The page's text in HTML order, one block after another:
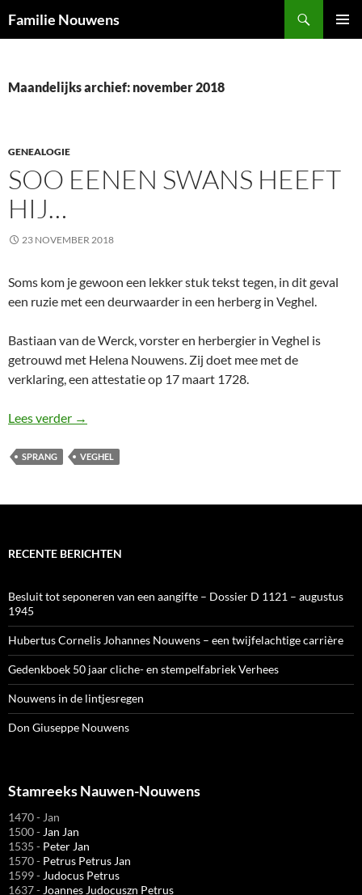
naar
Familie Nouwens
Maandelijks archief: november 2018
GENEALOGIE
SOO EENEN SWANS HEEFT
HIJ…
23 NOVEMBER 2018
Soms kom je gewoon een lekker stuk tekst tegen, in dit geval
een ruzie met een deurwaarder in een herberg in Veghel.
Bastiaan van de Werck, vorster en herbergier in Veghel is
getrouwd met Helena Nouwens. Zij doet mee met de
verklaring, een attestatie op 17 maart 1728.
Lees verder Soo eenen swans heeft hij…
→
SPRANG VEGHEL
RECENTE BERICHTEN
Besluit tot seponeren van een aangifte – Dossier D 1121 – augustus
1945
Hubertus Cornelis Johannes Nouwens – een twijfelachtige carrière
Gedenkboek 50 jaar cliche- en stempelfabriek Verhees
Nouwens in de lintjesregen
Don Giuseppe Nouwens
Stamreeks Nauwen-Nouwens
1470 - Jan
1500 - Jan Jan
1535 - Peter Jan
1570 - Petrus Petrus Jan
1599 - Judocus Petrus
1637 - Joannes Judocuszn Petrus